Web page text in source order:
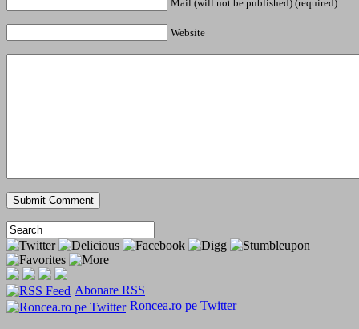
Mail (will not be published) (required)
Website
Abonare RSS
Roncea.ro pe Twitter